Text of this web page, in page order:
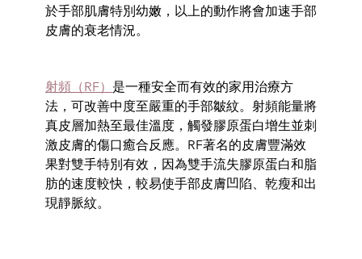
於手部肌膚特別幼嫩，以上的動作將會加速手部
皮膚的衰老情況。
射頻（RF） 是一種安全而有效的家用治療方
法，可改善中度至嚴重的手部皺紋。射頻能量將
真皮層加熱至最佳溫度，觸發膠原蛋白增生並刺
激皮膚的傷口癒合反應。 RF著名的皮膚豐滿效
果對雙手特別有效，因為雙手流失膠原蛋白和脂
肪的速度較快，較易使手部皮膚凹陷、乾瘦和出
現靜脈紋。